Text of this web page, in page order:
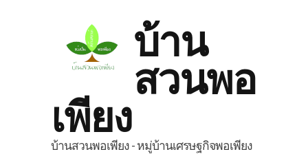
บ้าน
สวนพอ
เพียง
บ้านสวนพอเพียง - หมู่บ้านเศรษฐกิจพอเพียง